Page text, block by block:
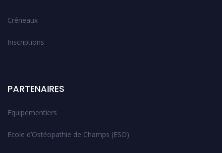
Créneaux
Inscriptions
PARTENAIRES
Equipementiers
Ecole d’Ostéopathie de Champs (ESO)